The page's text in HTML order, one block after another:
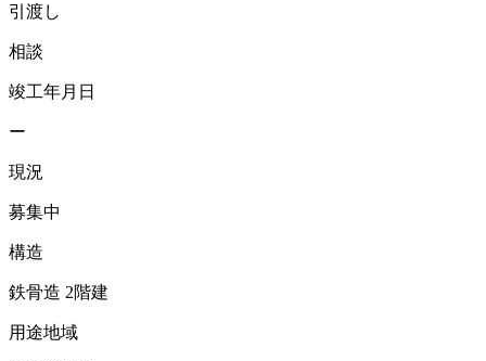
引渡し
相談
竣工年月日
ー
現況
募集中
構造
鉄骨造 2階建
用途地域